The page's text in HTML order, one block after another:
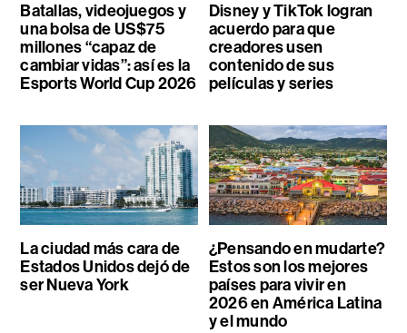
Batallas, videojuegos y
una bolsa de US$75
millones “capaz de
cambiar vidas”: así es la
Esports World Cup 2026
Disney y TikTok logran
acuerdo para que
creadores usen
contenido de sus
películas y series
La ciudad más cara de
Estados Unidos dejó de
ser Nueva York
¿Pensando en mudarte?
Estos son los mejores
países para vivir en
2026 en América Latina
y el mundo